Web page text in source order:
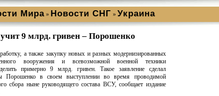
Мира » Новости СНГ » Украина
9 млрд. гривен – Порошенко
а также закупку новых и разных модернизированных
вооружения и всевозможной военной техники
примерно 9 млрд. гривен. Такое заявление сделал
Порошенко в своем выступлении во время проводимой
сбора ныне руководящего состава ВСУ, сообщает издание